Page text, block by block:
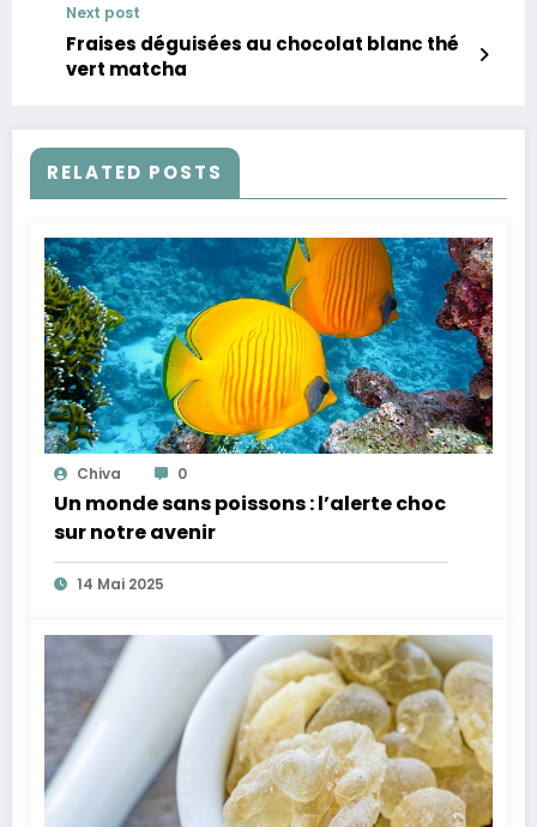
Next post
Fraises déguisées au chocolat blanc thé
vert matcha
RELATED POSTS
Chiva 0
Un monde sans poissons : l’alerte choc
sur notre avenir
14 Mai 2025